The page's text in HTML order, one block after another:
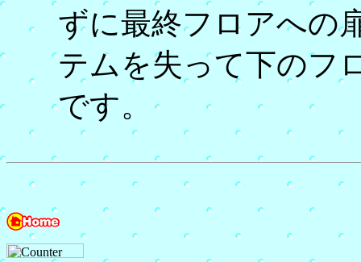
ずに最終フロアへの
テムを失って下のフ
です。